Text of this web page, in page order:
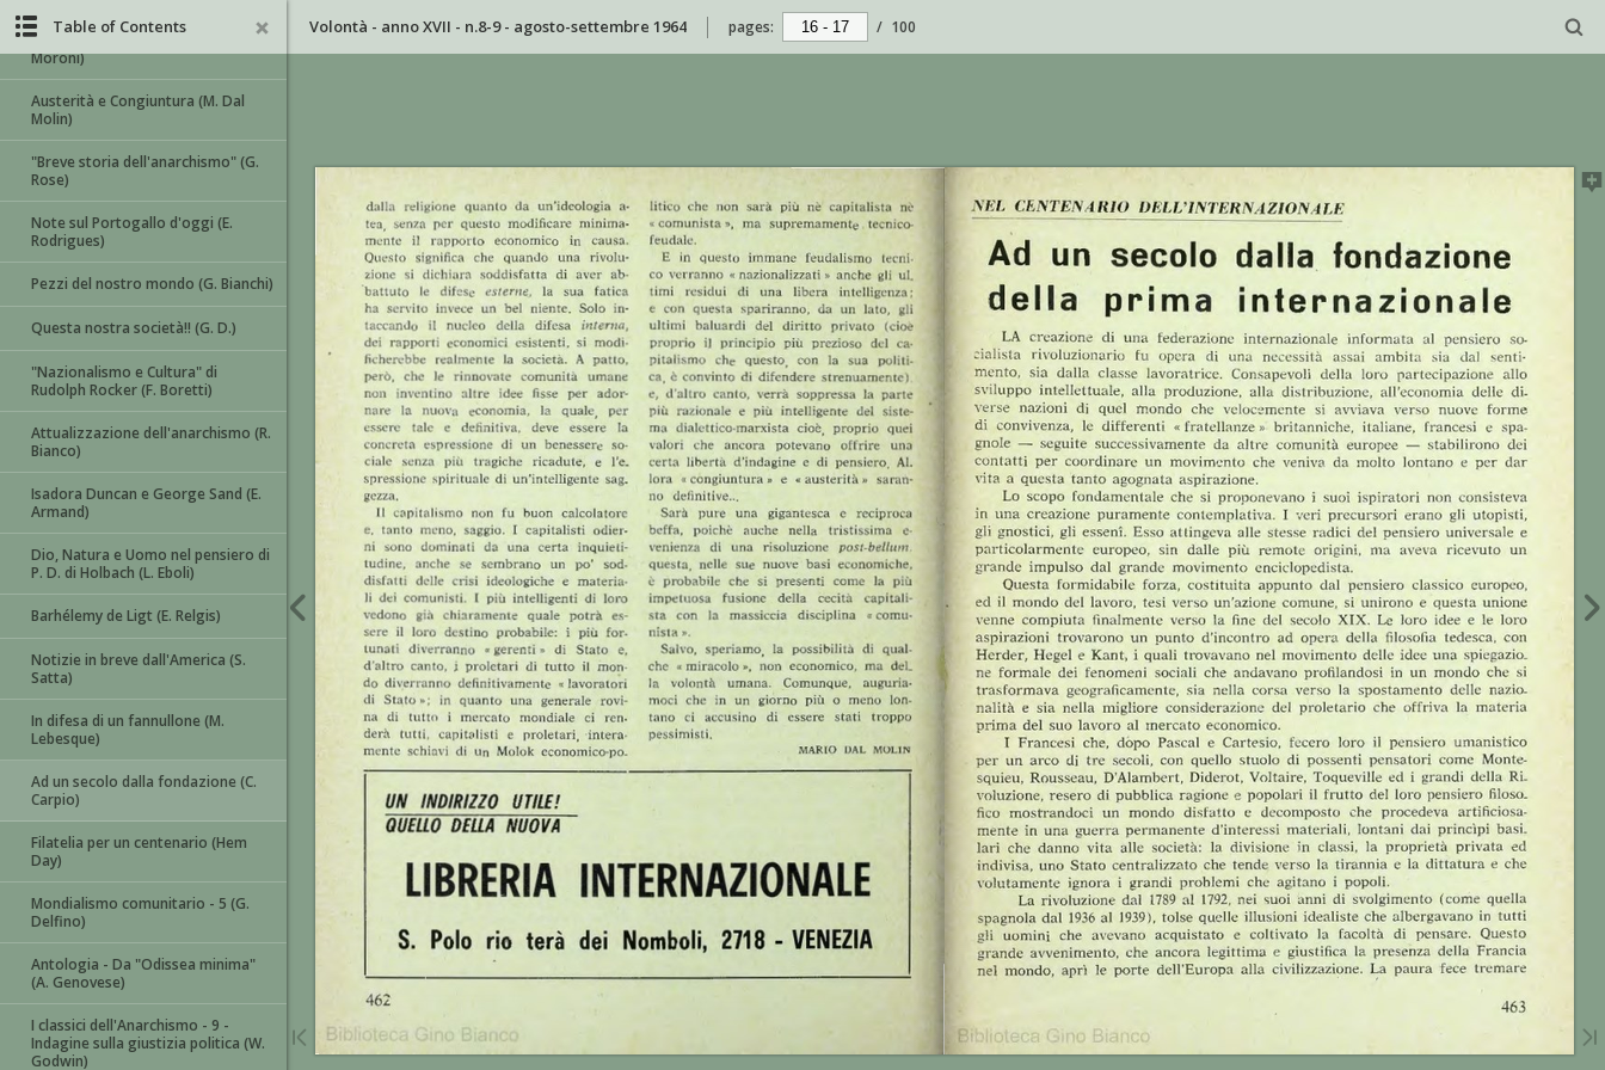
Volontà - anno XVII - n.8-9 - agosto-settembre 1964 pages: / 100
Table of Contents
Panorama della politica italiana (A.
Moroni)
Austerità e Congiuntura (M. Dal
Molin)
"Breve storia dell'anarchismo" (G.
Rose)
Note sul Portogallo d'oggi (E.
Rodrigues)
Pezzi del nostro mondo (G. Bianchi)
Questa nostra società!! (G. D.)
"Nazionalismo e Cultura" di
Rudolph Rocker (F. Boretti)
Attualizzazione dell'anarchismo (R.
Bianco)
Isadora Duncan e George Sand (E.
Armand)
Dio, Natura e Uomo nel pensiero di
P. D. di Holbach (L. Eboli)
Barhélemy de Ligt (E. Relgis)
Notizie in breve dall'America (S.
Satta)
In difesa di un fannullone (M.
Lebesque)
Ad un secolo dalla fondazione (C.
Carpio)
Filatelia per un centenario (Hem
Day)
Mondialismo comunitario - 5 (G.
Delfino)
Antologia - Da "Odissea minima"
(A. Genovese)
I classici dell'Anarchismo - 9 -
Indagine sulla giustizia politica (W.
Godwin)